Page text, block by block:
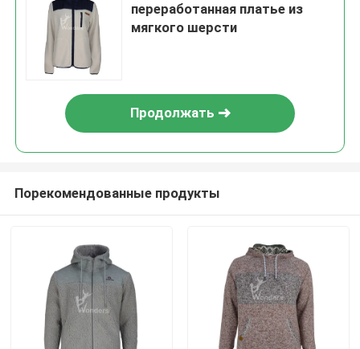
переработанная платье из
мягкого шерсти
Продолжать
Порекомендованные продукты